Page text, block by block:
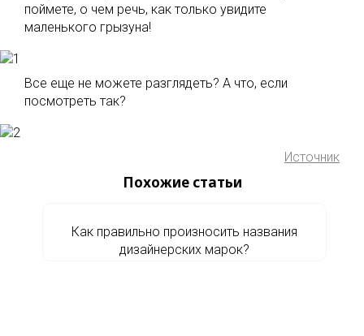
поймете, о чем речь, как только увидите
маленького грызуна!
Все еще не можете разглядеть? А что, если
посмотреть так?
Источник
Похожие статьи
Как правильно произносить названия
дизайнерских марок?